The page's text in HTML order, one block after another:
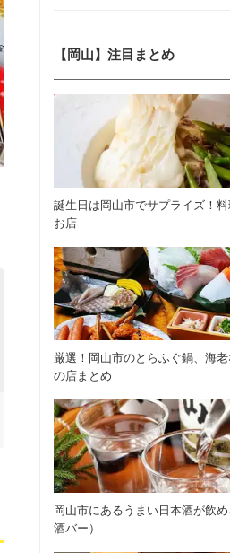
【岡山】注目まとめ
誕生日は岡山市でサプライズ！
お店
厳選！岡山市のとらふぐ鍋、海
の店まとめ
岡山市にあるうまい日本酒が飲
酒バー）